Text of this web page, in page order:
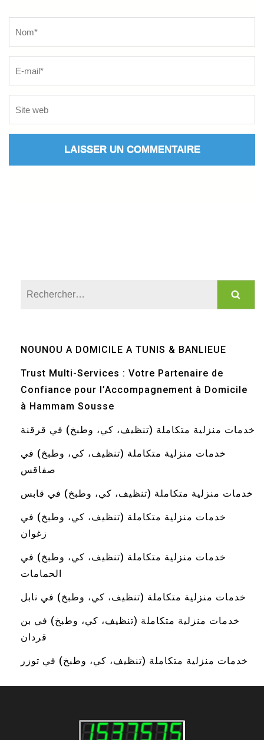
NOUNOU A DOMICILE A TUNIS & BANLIEUE
Trust Multi-Services : Votre Partenaire de
Confiance pour l’Accompagnement à Domicile
à Hammam Sousse
خدمات منزلية متكاملة (تنظيف، كي، وطبخ) في قرقنة
خدمات منزلية متكاملة (تنظيف، كي، وطبخ) في
صفاقس
خدمات منزلية متكاملة (تنظيف، كي، وطبخ) في قابس
خدمات منزلية متكاملة (تنظيف، كي، وطبخ) في
زغوان
خدمات منزلية متكاملة (تنظيف، كي، وطبخ) في
الحمامات
خدمات منزلية متكاملة (تنظيف، كي، وطبخ) في نابل
خدمات منزلية متكاملة (تنظيف، كي، وطبخ) في بن
قردان
خدمات منزلية متكاملة (تنظيف، كي، وطبخ) في توزر